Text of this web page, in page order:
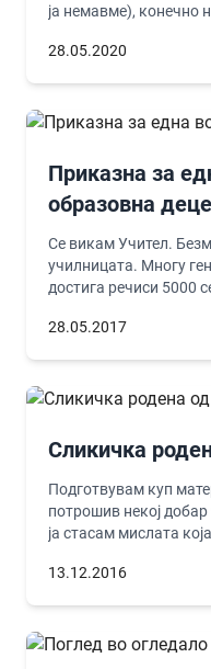
ја немавме), конечно
28.05.2020
Приказна за
образовна
Се викам Учител.
училницата. Многу
достига речиси 5000
28.05.2017
Сликичкa
Подготвувам куп
потрошив некој
ја стасам мислата
13.12.2016